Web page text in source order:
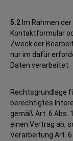
5.2 Im Rahmen
Kontaktformular
Zweck der
nur im dafür
Daten verarbeitet.
Rechtsgrundlage
berechtigtes
gemäß Art. 6 Abs.
einen Vertrag ab,
Verarbeitung Art. 6